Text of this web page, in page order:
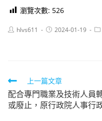
瀏覽次數: 526
Posthlvs611
Post2024-01-19
Read
more
articles
上一篇文章
配合專門職業及技術人員
或廢止，原行政院人事行